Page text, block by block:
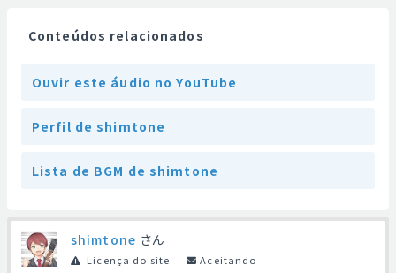
Conteúdos relacionados
Ouvir este áudio no YouTube
Perfil de shimtone
Lista de BGM de shimtone
shimtone さん
Licença do site Aceitando